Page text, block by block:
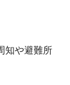
知や避難所